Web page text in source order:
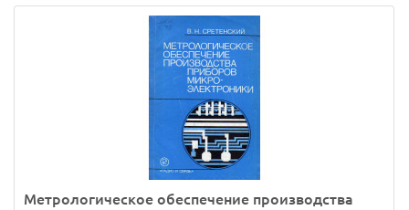
Метрологическое обеспечение производства